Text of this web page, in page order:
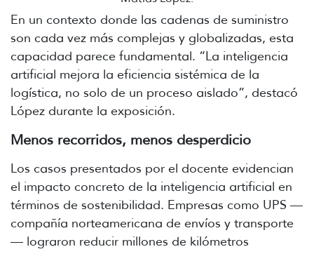
En un contexto donde las cadenas de suministro
son cada vez más complejas y globalizadas, esta
capacidad parece fundamental. “La inteligencia
artificial mejora la eficiencia sistémica de la
logística, no solo de un proceso aislado”, destacó
López durante la exposición.
Menos recorridos, menos desperdicio
Los casos presentados por el docente evidencian
el impacto concreto de la inteligencia artificial en
términos de sostenibilidad. Empresas como UPS —
compañía norteamericana de envíos y transporte
— lograron reducir millones de kilómetros